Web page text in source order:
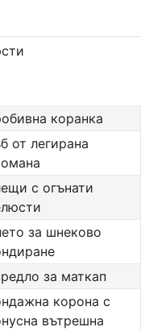
коранка
от легирана
с огънати
за шнеково
за маткап
корона с
вътрешна